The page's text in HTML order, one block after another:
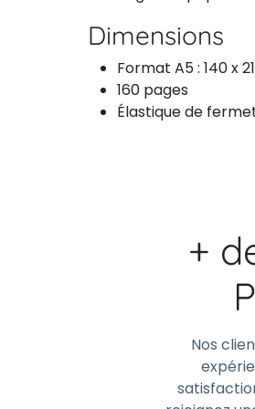
Dimensions
Format A5 : 140 x
160 pages
Élastique de
+
Nos